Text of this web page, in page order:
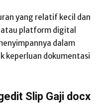
yang relatif kecil dan
platform digital
dalam
keperluan dokumentasi
Slip Gaji docx